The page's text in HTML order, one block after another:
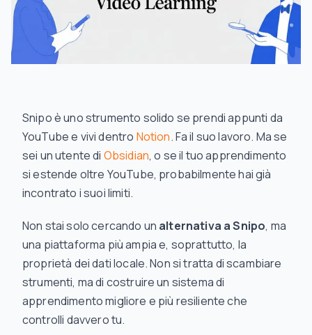
Snipo è uno strumento solido se prendi appunti da
YouTube e vivi dentro Notion. Fa il suo lavoro. Ma se
sei un utente di Obsidian, o se il tuo apprendimento
si estende oltre YouTube, probabilmente hai già
incontrato i suoi limiti.
Non stai solo cercando un alternativa a Snipo, ma
una piattaforma più ampia e, soprattutto, la
proprietà dei dati locale. Non si tratta di scambiare
strumenti, ma di costruire un sistema di
apprendimento migliore e più resiliente che
controlli davvero tu.